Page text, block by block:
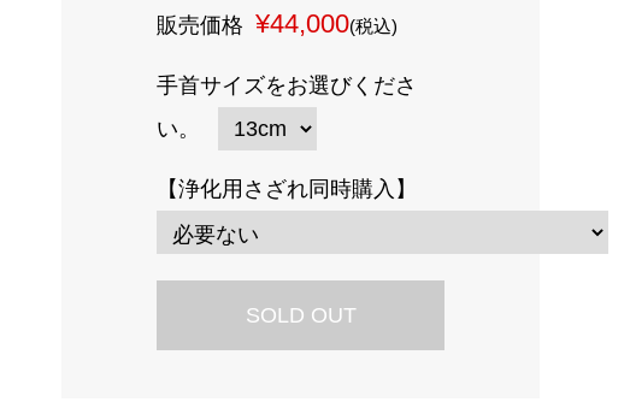
販売価格¥44,000(税込)
手首サイズをお選びくださ
い。
【浄化用さざれ同時購入】
SOLD OUT